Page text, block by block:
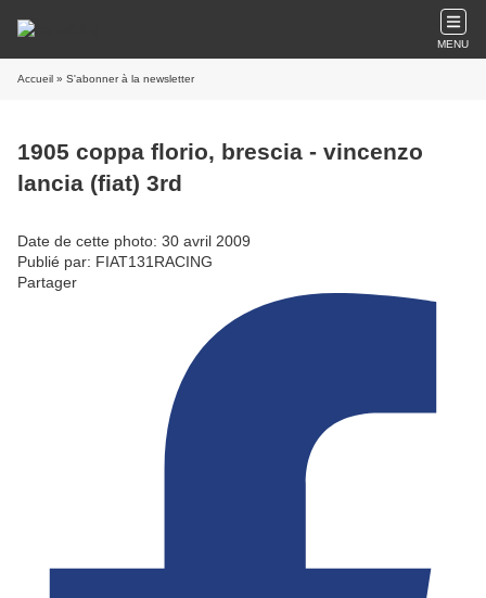
MENU
Accueil » S'abonner à la newsletter
1905 coppa florio, brescia - vincenzo
lancia (fiat) 3rd
Date de cette photo: 30 avril 2009
Publié par: FIAT131RACING
Partager